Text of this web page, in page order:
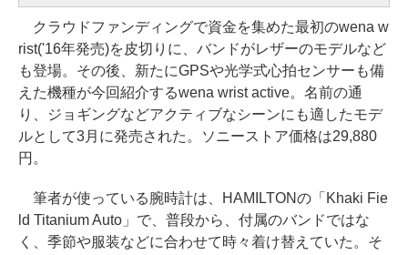
クラウドファンディングで資金を集めた最初のwena w
rist('16年発売)を皮切りに、バンドがレザーのモデルなど
も登場。その後、新たにGPSや光学式心拍センサーも備
えた機種が今回紹介するwena wrist active。名前の通
り、ジョギングなどアクティブなシーンにも適したモデ
ルとして3月に発売された。ソニーストア価格は29,880
円。
筆者が使っている腕時計は、HAMILTONの「Khaki Fie
ld Titanium Auto」で、普段から、付属のバンドではな
く、季節や服装などに合わせて時々着け替えていた。そ